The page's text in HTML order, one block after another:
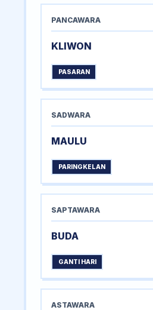
PANCAWARA
KLIWON
PASARAN
SADWARA
MAULU
PARINGKELAN
SAPTAWARA
BUDA
GANTI HARI
ASTAWARA